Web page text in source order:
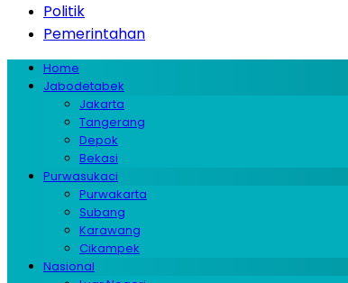
Politik
Pemerintahan
Home
Jabodetabek
Jakarta
Tangerang
Depok
Bekasi
Purwasukaci
Purwakarta
Subang
Karawang
Cikampek
Nasional